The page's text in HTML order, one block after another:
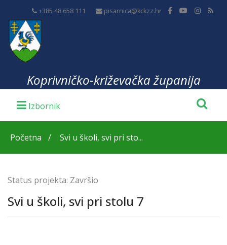
+385 48 658 111 pisarnica@kckzz.hr
Koprivničko-križevačka županija
Početna Svi u školi, svi pri sto...
Status projekta: Završio
Svi u školi, svi pri stolu 7